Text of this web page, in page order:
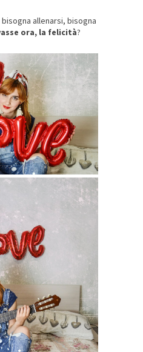
allenarsi, bisogna
ora, la felicità?